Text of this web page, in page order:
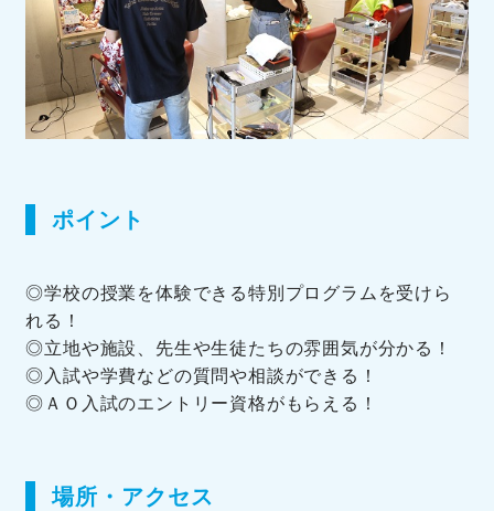
ポイント
◎学校の授業を体験できる特別プログラムを受けら
れる！
◎立地や施設、先生や生徒たちの雰囲気が分かる！
◎入試や学費などの質問や相談ができる！
◎ＡＯ入試のエントリー資格がもらえる！
場所・アクセス